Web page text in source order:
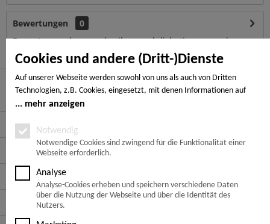
Cookies und andere (Dritt-)Dienste
Auf unserer Webseite werden sowohl von uns als auch von Dritten
Technologien, z.B. Cookies, eingesetzt, mit denen Informationen auf
Ihrem Endgerät gespeichert und/oder von Ihrem Endgerät abgerufen
Notwendige Cookies, Analyse-, Marketing- und Statistik-Cookies. Bei den
notwendigen Cookies handelt es sich um solche, die technisch notwendig
sind, um den von Ihnen gewünschten Dienst bereitzustellen, die übrigen
Cookies werden nur auf Grund einer von Ihnen erteilten Einwilligung
gesetzt. Die Einwilligung ist freiwillig. Personen, die das 16. Lebensjahr
noch nicht vollendet haben, benötigen die Zustimmung der
Sorgeberechtigten. Sie können Ihre Entscheidung jederzeit mit Wirkung
für die Zukunft widerrufen. Rufen Sie dazu lediglich den Cookie-Banner
mehr anzeigen
Notwendig
Notwendige Cookies sind zwingend für die Funktionalität einer
Webseite erforderlich.
Analyse
Analyse-Cookies erheben und speichern verschiedene Daten
über die Nutzung der Webseite und über die Identität des
Nutzers.
Bewertungen
0
Bewertungen lesen, schreiben und diskutieren...mehr
Hier finden Sie uns
Service Hotline
Service
Informationen
Zahlungsarten